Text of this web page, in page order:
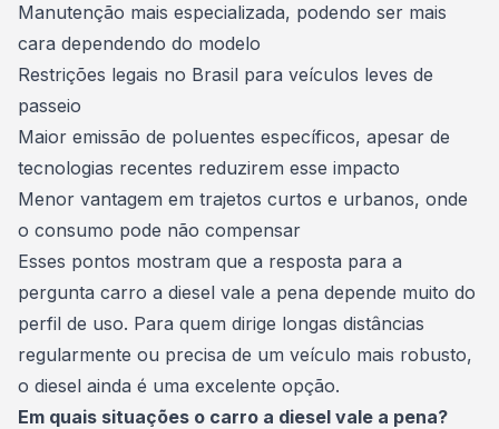
Manutenção mais especializada, podendo ser mais
cara dependendo do modelo
Restrições legais no Brasil para veículos leves de
passeio
Maior emissão de poluentes específicos, apesar de
tecnologias recentes reduzirem esse impacto
Menor vantagem em trajetos curtos e urbanos, onde
o consumo pode não compensar
Esses pontos mostram que a resposta para a
pergunta carro a diesel vale a pena depende muito do
perfil de uso. Para quem dirige longas distâncias
regularmente ou precisa de um veículo mais robusto,
o diesel ainda é uma excelente opção.
Em quais situações o carro a diesel vale a pena?